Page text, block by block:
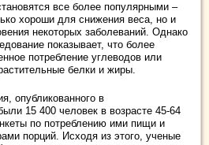
все более популярными –
хороши для снижения веса, но и
некоторых заболеваний. Однако
показывает, что более
потребление углеводов или
белки и жиры.
опубликованного в
15 400 человек в возрасте 45-64
по потреблению ими пищи и
порций. Исходя из этого, ученые